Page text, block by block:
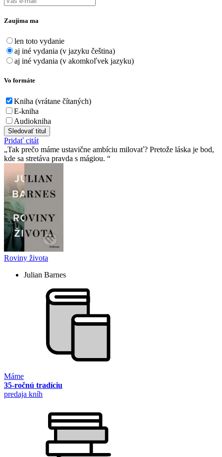
Zaujíma ma
len toto vydanie
aj iné vydania (v jazyku čeština)
aj iné vydania (v akomkoľvek jazyku)
Vo formáte
Kniha (vrátane čítaných)
E-kniha
Audiokniha
Sledovať titul
Pridať citát
Tak prečo máme ustavične ambíciu milovať? Pretože láska je bod,
kde sa stretáva pravda s mágiou.
Roviny života
Julian Barnes
Máme
35-ročnú tradíciu
predaja kníh